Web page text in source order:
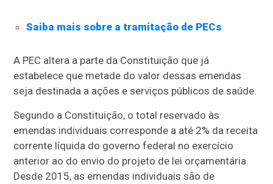
Saiba mais sobre a tramitação de PECs
A PEC altera a parte da Constituição que já
estabelece que metade do valor dessas emendas
seja destinada a ações e serviços públicos de saúde.
Segundo a Constituição, o total reservado às
emendas individuais corresponde a até 2% da receita
corrente líquida do governo federal no exercício
anterior ao do envio do projeto de lei orçamentária.
Desde 2015, as emendas individuais são de